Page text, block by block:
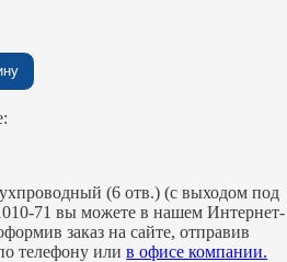
(6 отв.) (с выходом под
71 вы можете в нашем Интернет-
заказ на сайте, отправив
телефону илив офисе компании.